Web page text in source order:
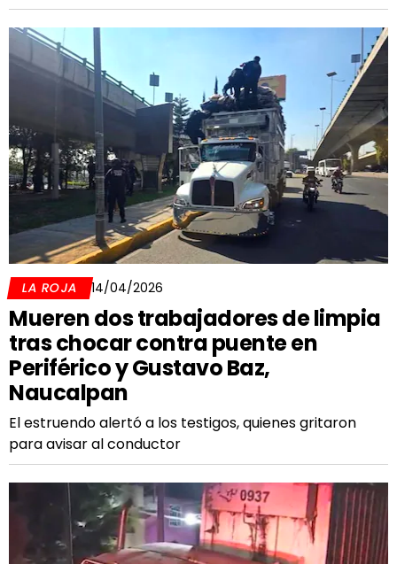
LA ROJA 14/04/2026
Mueren dos trabajadores de limpia
tras chocar contra puente en
Periférico y Gustavo Baz,
Naucalpan
El estruendo alertó a los testigos, quienes gritaron
para avisar al conductor